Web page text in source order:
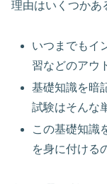
理由はいくつかあ
いつまでもイ
習などのアウ
基礎知識を暗
試験はそんな
この基礎知識
を身に付ける